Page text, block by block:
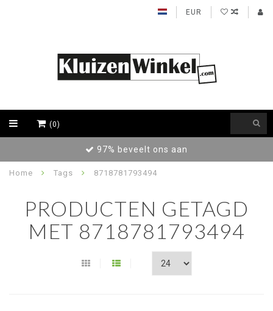
EUR
(0)
97% beveelt ons aan
Home Tags 8718781793494
PRODUCTEN GETAGD
MET 8718781793494